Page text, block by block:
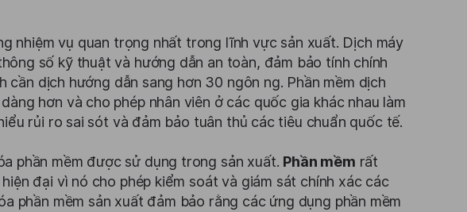
nhiệm vụ quan trọng nhất trong lĩnh vực sản xuất. Dịch máy
số kỹ thuật và hướng dẫn an toàn, đảm bảo tính chính
cần dịch hướng dẫn sang hơn 30 ngôn ng. Phần mềm dịch
hơn và cho phép nhân viên ở các quốc gia khác nhau làm
rủi ro sai sót và đảm bảo tuân thủ các tiêu chuẩn quốc tế.
phần mềm được sử dụng trong sản xuất. Phần mềm rất
đại vì nó cho phép kiểm soát và giám sát chính xác các
phần mềm sản xuất đảm bảo rằng các ứng dụng phần mềm